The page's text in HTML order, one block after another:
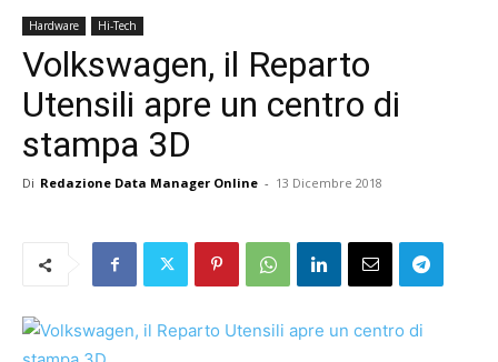
Hardware Hi-Tech
Volkswagen, il Reparto
Utensili apre un centro di
stampa 3D
Di Redazione Data Manager Online - 13 Dicembre 2018